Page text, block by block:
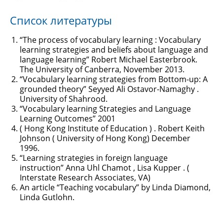
Список литературы
“The process of vocabulary learning : Vocabulary
learning strategies and beliefs about language and
language learning” Robert Michael Easterbrook.
The University of Canberra, November 2013.
“Vocabulary learning strategies from Bottom-up: A
grounded theory” Seyyed Ali Ostavor-Namaghy .
University of Shahrood.
“Vocabulary learning Strategies and Language
Learning Outcomes” 2001
( Hong Kong Institute of Education ) . Robert Keith
Johnson ( University of Hong Kong) December
1996.
“Learning strategies in foreign language
instruction” Anna Uhl Chamot , Lisa Kupper . (
Interstate Research Associates, VA)
An article “Teaching vocabulary” by Linda Diamond,
Linda Gutlohn.